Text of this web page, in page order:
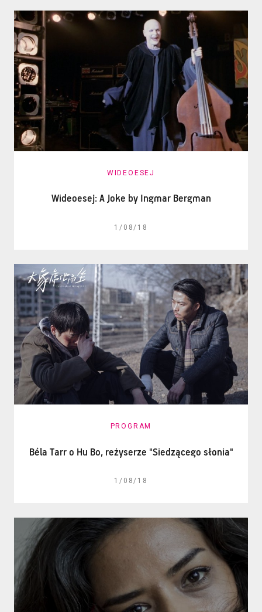
WIDEOESEJ
Wideoesej: A Joke by Ingmar Bergman
1/08/18
PROGRAM
Béla Tarr o Hu Bo, reżyserze "Siedzącego słonia"
1/08/18